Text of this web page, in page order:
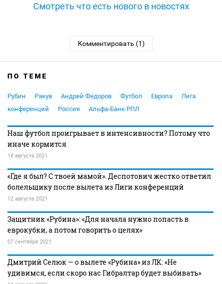
Смотреть что есть нового в новостях
Комментировать (1)
ПО ТЕМЕ
Рубин Ракув Андрей Федоров Футбол Европа
Лига
конференций
Россия Альфа-Банк РПЛ
Наш футбол проигрывает в интенсивности? Потому что
иначе кормится
18 августа 2021
«Где я был? С твоей мамой». Деспотович жестко ответил
болельщику после вылета из Лиги конференций
12 августа 2021
Защитник «Рубина»: «Для начала нужно попасть в
еврокубки, а потом говорить о целях»
07 сентября 2021
Дмитрий Селюк — о вылете «Рубина» из ЛК: «Не
удивимся, если скоро нас Гибралтар будет выбивать»